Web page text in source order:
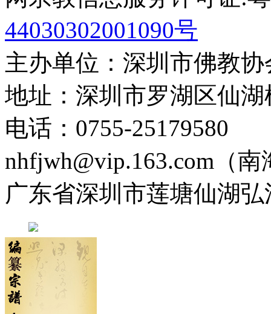
44030302001090号
主办单位：深圳市佛教
地址：深圳市罗湖区仙
电话：0755-25179580
nhfjwh@vip.163.com（南
广东省深圳市莲塘仙湖弘